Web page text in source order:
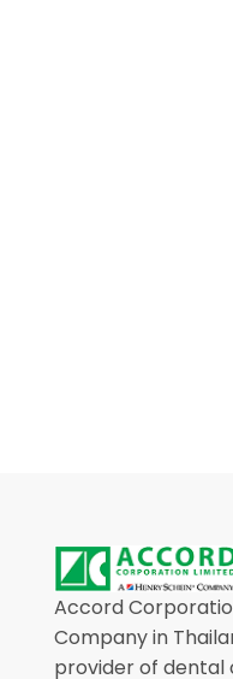
Accord
Company in
provider of